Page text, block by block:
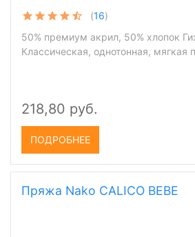
(16)
50% премиум акрил, 50% хлопок
Классическая, однотонная, мягкая
218,80 руб.
ПОДРОБНЕЕ
Пряжа Nako CALICO BEBE